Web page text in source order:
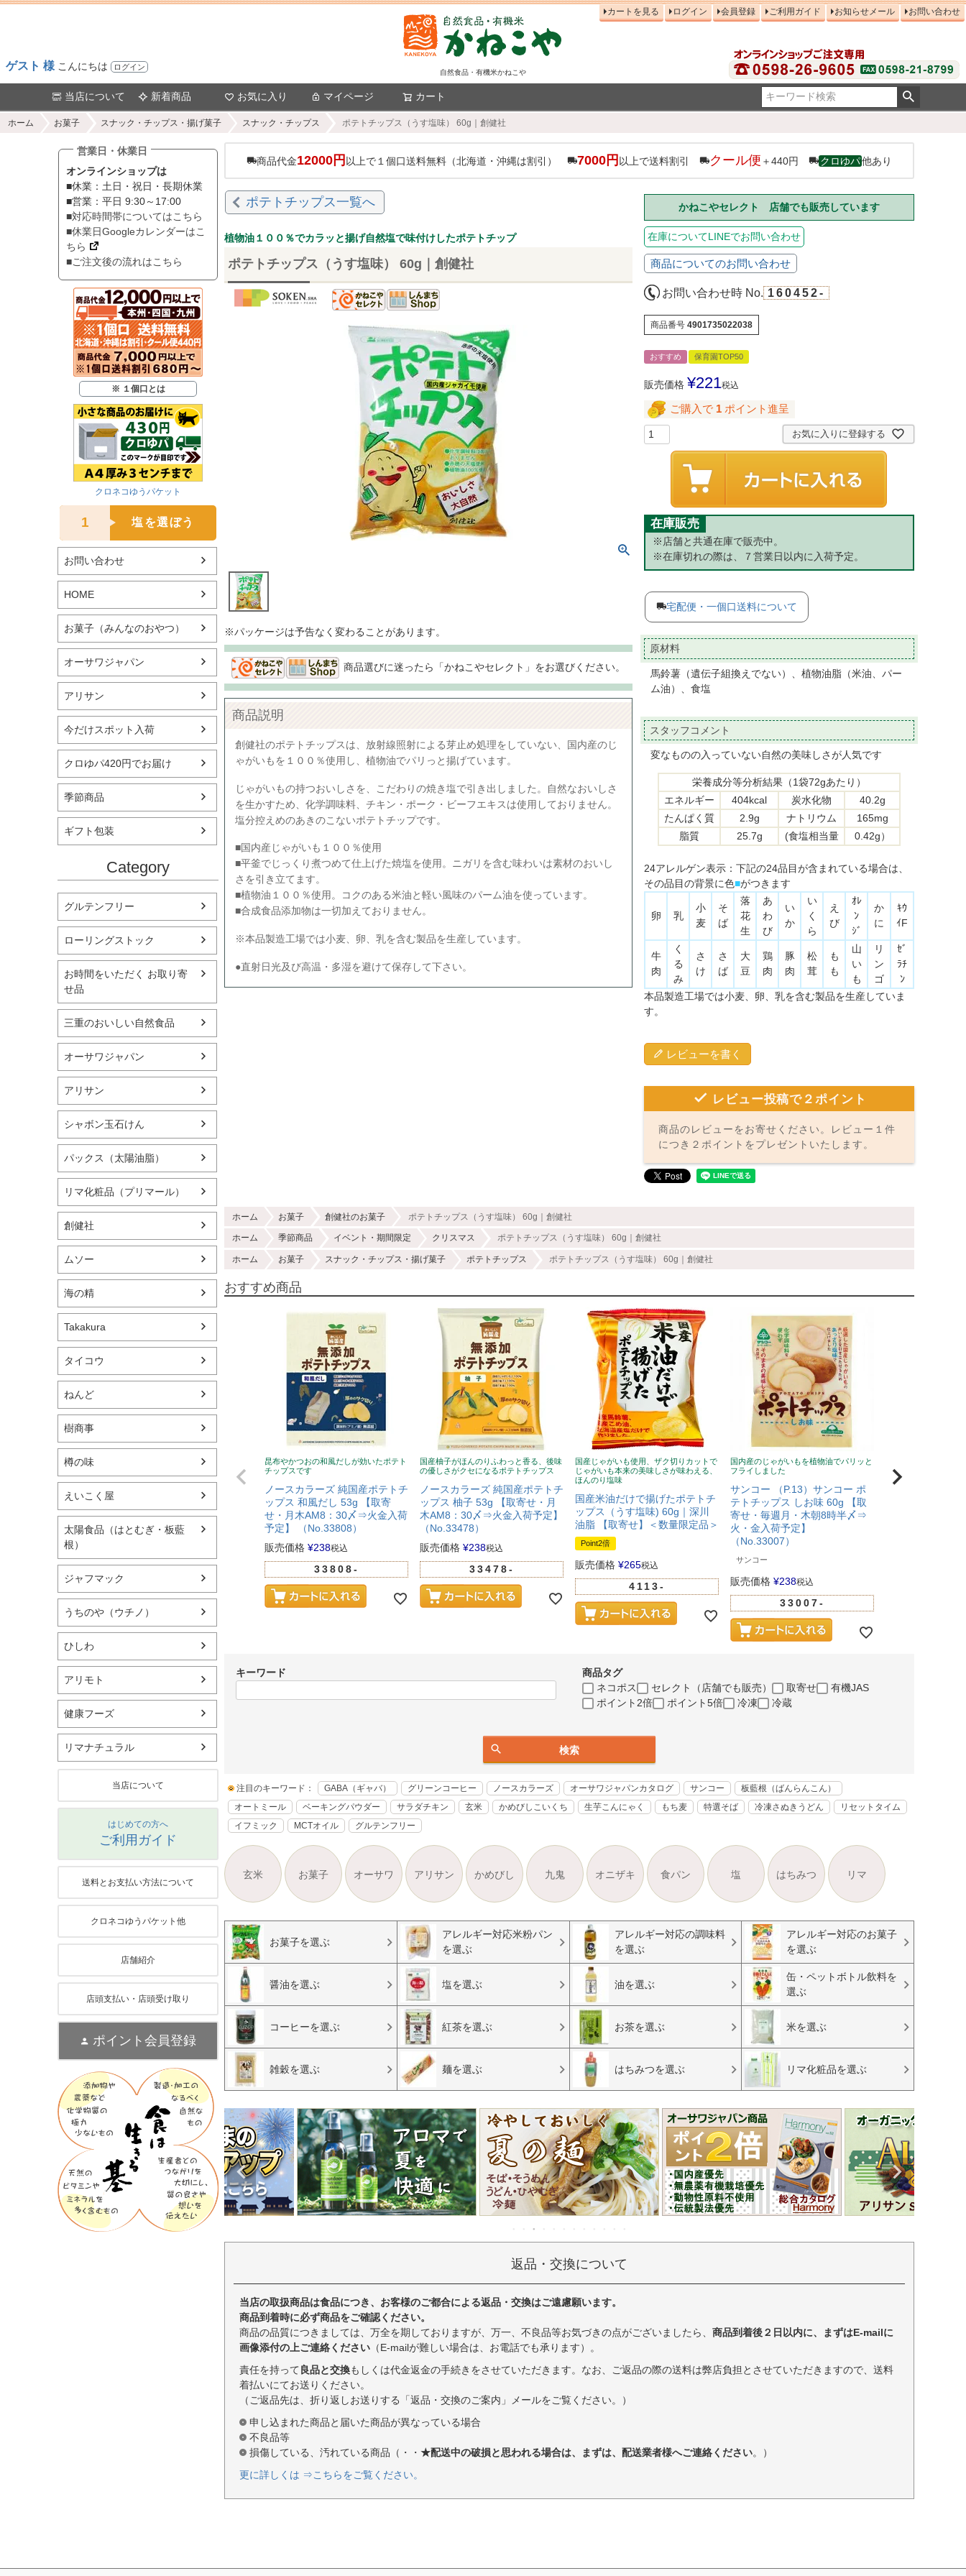
ゲスト 様 こんにちは ログイン
自然食品・有機米かねこや
カートを見る ログイン 会員登録 ご利用ガイド お知らせメール お問い合わせ
当店について 新着商品 お気に入り マイページ カート
ホーム お菓子 スナック・チップス・揚げ菓子 スナック・チップス ポテトチップス（うす塩味） 60g｜創健社
営業日・休業日
オンラインショップは
■休業：土日・祝日・長期休業
■営業：平日 9:30～17:00
■対応時間帯についてはこちら
■休業日Googleカレンダーはこ
ちら
■ご注文後の流れはこちら
※ １個口とは
クロネコゆうパケット
1 塩を選ぼう
お問い合わせ
HOME
お菓子（みんなのおやつ）
オーサワジャパン
アリサン
今だけスポット入荷
クロゆパ420円でお届け
季節商品
ギフト包装
Category
グルテンフリー
ローリングストック
お時間をいただく お取り寄
せ品
三重のおいしい自然食品
オーサワジャパン
アリサン
シャボン玉石けん
パックス（太陽油脂）
リマ化粧品（プリマール）
創健社
ムソー
海の精
Takakura
タイコウ
ねんど
樹商事
樽の味
えいこく屋
太陽食品（はとむぎ・板藍
根）
ジャフマック
うちのや（ウチノ）
ひしわ
アリモト
健康フーズ
リマナチュラル
当店について
はじめての方へ
ご利用ガイド
送料とお支払い方法について
クロネコゆうパケット他
店舗紹介
店頭支払い・店頭受け取り
ポイント会員登録
商品代金12000円 以上で１個口送料無料（北海道・沖縄は割引） 7000円 以上で送料割引 クール便 ＋440円 クロゆパ他あり
ポテトチップス一覧へ
植物油１００％でカラッと揚げ自然塩で味付けしたポテトチップ
ポテトチップス（うす塩味） 60g｜創健社
※パッケージは予告なく変わることがあります。
商品選びに迷ったら「かねこやセレクト」をお選びください。
商品説明
創健社のポテトチップスは、放射線照射による芽止め処理をしていない、国内産のじ
ゃがいもを１００％使用し、植物油でパリっと揚げています。
じゃがいもの持つおいしさを、こだわりの焼き塩で引き出しました。自然なおいしさ
を生かすため、化学調味料、チキン・ポーク・ビーフエキスは使用しておりません。
塩分控えめのあきのこないポテトチップです。
■国内産じゃがいも１００％使用
■平釜でじっくり煮つめて仕上げた焼塩を使用。ニガリを含む味わいは素材のおいし
さを引き立てます。
■植物油１００％使用。コクのある米油と軽い風味のパーム油を使っています。
■合成食品添加物は一切加えておりません。
※本品製造工場では小麦、卵、乳を含む製品を生産しています。
●直射日光及び高温・多湿を避けて保存して下さい。
かねこやセレクト 店舗でも販売しています
在庫についてLINEでお問い合わせ
商品についてのお問い合わせ
お問い合わせ時 No. 160452-
商品番号 4901735022038
おすすめ 保育園TOP50
販売価格 ¥221税込
ご購入で 1 ポイント進呈
お気に入りに登録する
在庫販売
※店舗と共通在庫で販売中。
※在庫切れの際は、７営業日以内に入荷予定。
宅配便・一個口送料について
原材料
馬鈴薯（遺伝子組換えでない）、植物油脂（米油、パー
ム油）、食塩
スタッフコメント
変なものの入っていない自然の美味しさが人気です
栄養成分等分析結果（1袋72gあたり）
エネルギー
404kcal 炭水化物
40.2g
たんぱく質
2.9g ナトリウム
165mg
脂質
25.7g (食塩相当量 0.42g）
24アレルゲン表示：下記の24品目が含まれている場合は、
その品目の背景に色■がつきます
卵 乳
小
麦
そ
ば
落
花
生
あ
わ
び
い
か
い
く
ら
え
び
ｵﾚ
ﾝ
ｼﾞ
か
に
ｷｳ
ｲF
牛
肉
く
る
み
さ
け
さ
ば
大
豆
鶏
肉
豚
肉
松
茸
も
も
山
い
も
リ
ン
ゴ
ｾﾞ
ﾗﾁ
ﾝ
本品製造工場では小麦、卵、乳を含む製品を生産していま
す。
レビューを書く
レビュー投稿で２ポイント
商品のレビューをお寄せください。レビュー１件
につき２ポイントをプレゼントいたします。
ホーム お菓子 創健社のお菓子 ポテトチップス（うす塩味） 60g｜創健社
ホーム 季節商品 イベント・期間限定 クリスマス ポテトチップス（うす塩味） 60g｜創健社
ホーム お菓子 スナック・チップス・揚げ菓子 ポテトチップス ポテトチップス（うす塩味） 60g｜創健社
おすすめ商品
昆布やかつおの和風だしが効いたポテト
チップスです
ノースカラーズ 純国産ポテトチ
ップス 和風だし 53g 【取寄
せ・月木AM8：30〆⇒火金入荷
予定】 （No.33808）
販売価格 ¥238税込
33808-
国産柚子がほんのりふわっと香る、後味
の優しさがクセになるポテトチップス
ノースカラーズ 純国産ポテトチ
ップス 柚子 53g 【取寄せ・月
木AM8：30〆⇒火金入荷予定】
（No.33478）
販売価格 ¥238税込
33478-
国産じゃがいも使用、ザク切りカットで
じゃがいも本来の美味しさが味わえる、
ほんのり塩味
国産米油だけで揚げたポテトチ
ップス（うす塩味) 60g｜深川
油脂 【取寄せ】＜数量限定品＞
Point2倍
販売価格 ¥265税込
4113-
国内産のじゃがいもを植物油でパリッと
フライしました
サンコー （P.13）サンコー ポ
テトチップス しお味 60g 【取
寄せ・毎週月・木朝8時半〆⇒
火・金入荷予定】
（No.33007）
サンコー
販売価格 ¥238税込
33007-
用せず、素材の風味
キーワード
商品タグ
ネコポス
セレクト（店舗でも販売） 取寄せ
有機JAS
ポイント2倍
ポイント5倍 冷凍 冷蔵
検索
注目のキーワード： GABA（ギャバ） グリーンコーヒー ノースカラーズ オーサワジャパンカタログ サンコー
板藍根（ばんらんこん）
オートミール
ベーキングパウダー サラダチキン 玄米 かめびしこいくち 生芋こんにゃく もち麦 特選そば 冷凍さぬきうどん
リセットタイム
イフミック
MCTオイル グルテンフリー
玄米 お菓子 オーサワ アリサン かめびし 九鬼 オニザキ 食パン 塩 はちみつ リマ
お菓子を選ぶ
アレルギー対応米粉パン
を選ぶ
アレルギー対応の調味料
を選ぶ
アレルギー対応のお菓子
を選ぶ
醤油を選ぶ 塩を選ぶ 油を選ぶ
缶・ペットボトル飲料を
選ぶ
コーヒーを選ぶ 紅茶を選ぶ お茶を選ぶ 米を選ぶ
雑穀を選ぶ 麺を選ぶ はちみつを選ぶ リマ化粧品を選ぶ
返品・交換について
当店の取扱商品は食品につき、お客様のご都合による返品・交換はご遠慮願います。
商品到着時に必ず商品をご確認ください。
商品の品質につきましては、万全を期しておりますが、万一、不良品等お気づきの点がございましたら、 商品到着後２日以内に、まずはE-mailに
画像添付の上ご連絡ください （E-mailが難しい場合は、お電話でも承ります）。
責任を持って 良品と交換もしくは代金返金の手続きをさせていただきます。なお、ご返品の際の送料は弊店負担とさせていただきますので、送料
着払いにてお送りください。
（ご返品先は、折り返しお送りする「返品・交換のご案内」メールをご覧ください。）
申し込まれた商品と届いた商品が異なっている場合
不良品等
損傷している、汚れている商品（・・ ★配送中の破損と思われる場合は、まずは、配送業者様へご連絡ください。）
更に詳しくは ⇒こちらをご覧ください。